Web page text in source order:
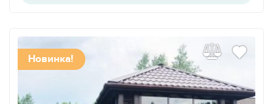
Новинка!